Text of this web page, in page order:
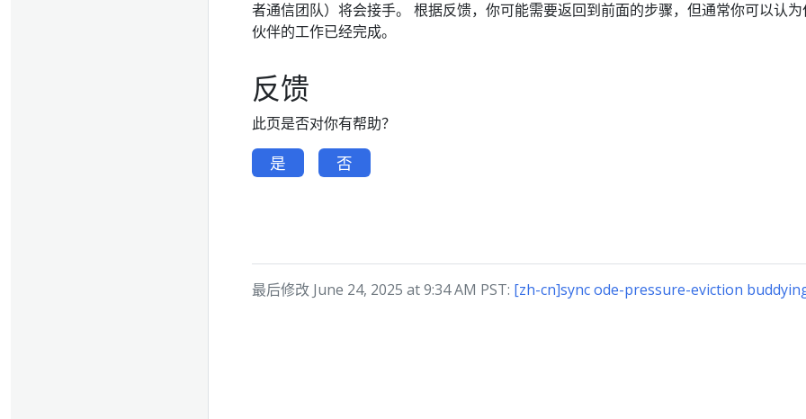
者通信团队）将会接手。 根据反馈，你可能需要返回到前面的步骤，但通常你可以认为
伙伴的工作已经完成。
反馈
此页是否对你有帮助？
是 否
最后修改 June 24, 2025 at 9:34 AM PST: [zh-cn]sync ode-pressure-eviction